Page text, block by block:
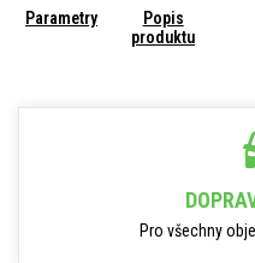
Parametry
Popis
produktu
Pro všechny